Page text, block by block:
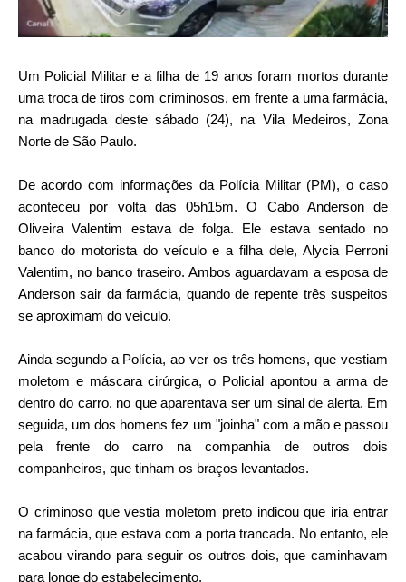
Um Policial Militar e a filha de 19 anos foram mortos durante
uma troca de tiros com criminosos, em frente a uma farmácia,
na madrugada deste sábado (24), na Vila Medeiros, Zona
Norte de São Paulo.
De acordo com informações da Polícia Militar (PM), o caso
aconteceu por volta das 05h15m. O Cabo Anderson de
Oliveira Valentim estava de folga. Ele estava sentado no
banco do motorista do veículo e a filha dele, Alycia Perroni
Valentim, no banco traseiro. Ambos aguardavam a esposa de
Anderson sair da farmácia, quando de repente três suspeitos
se aproximam do veículo.
Ainda segundo a Polícia, ao ver os três homens, que vestiam
moletom e máscara cirúrgica, o Policial apontou a arma de
dentro do carro, no que aparentava ser um sinal de alerta. Em
seguida, um dos homens fez um "joinha" com a mão e passou
pela frente do carro na companhia de outros dois
companheiros, que tinham os braços levantados.
O criminoso que vestia moletom preto indicou que iria entrar
na farmácia, que estava com a porta trancada. No entanto, ele
acabou virando para seguir os outros dois, que caminhavam
para longe do estabelecimento.